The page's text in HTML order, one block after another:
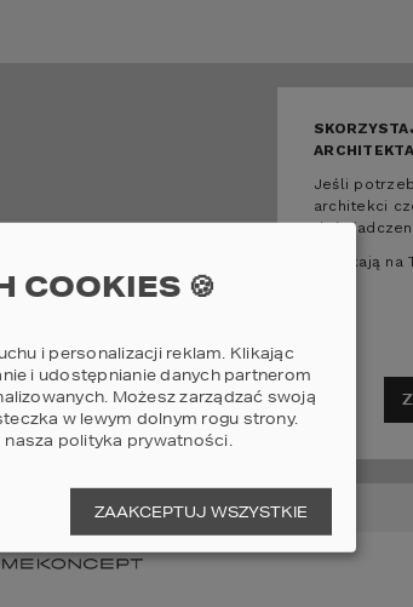
Jeśli
architekci
I czekają na
COOKIES 🍪
i personalizacji reklam. Klikając
i udostępnianie danych partnerom
Możesz zarządzać swoją
w lewym dolnym rogu strony.
polityka prywatności.
ZAAKCEPTUJ WSZYSTKIE